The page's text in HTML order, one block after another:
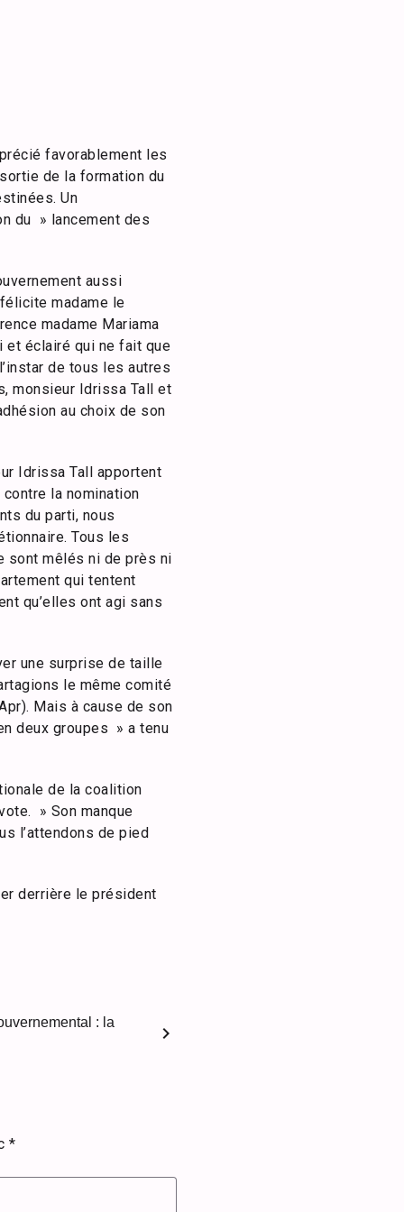
favorablement les
de la formation du
Un
du » lancement des
aussi
madame le
madame Mariama
et éclairé qui ne fait que
de tous les autres
monsieur Idrissa Tall et
au choix de son
Idrissa Tall apportent
la nomination
du parti, nous
Tous les
sont mêlés ni de près ni
qui tentent
qu’elles ont agi sans
une surprise de taille
le même comité
Mais à cause de son
deux groupes » a tenu
de la coalition
» Son manque
l’attendons de pied
derrière le président
: la
chevron_right
*